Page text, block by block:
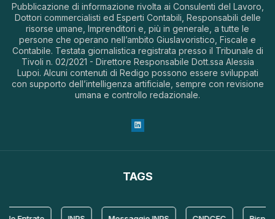
Pubblicazione di informazione rivolta ai Consulenti del Lavoro,
Dottori commercialisti ed Esperti Contabili, Responsabili delle
risorse umane, Imprenditori e, più in generale, a tutte le
persone che operano nell’ambito Giuslavoristico, Fiscale e
Contabile. Testata giornalistica registrata presso il Tribunale di
Tivoli n. 02/2021 - Direttore Responsabile Dott.ssa Alessia
Lupoi. Alcuni contenuti di Redigo possono essere sviluppati
con supporto dell’intelligenza artificiale, sempre con revisione
umana e controllo redazionale.
TAGS